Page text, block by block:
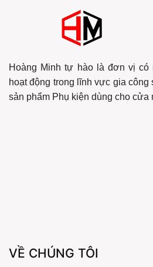
Hoàng Minh tự hào là đơn vị có
hoạt động trong lĩnh vực gia công
sản phẩm Phụ kiện dùng cho cửa
VỀ CHÚNG TÔI